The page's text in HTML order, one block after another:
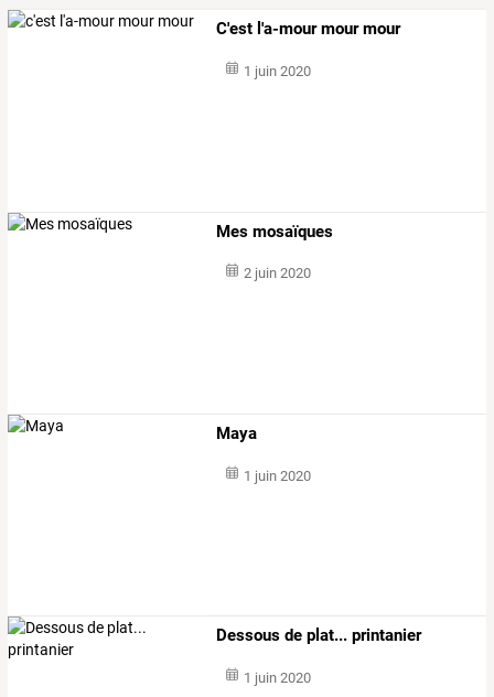
C'est l'a-mour mour mour
1 juin 2020
Mes mosaïques
2 juin 2020
Maya
1 juin 2020
Dessous de plat... printanier
1 juin 2020